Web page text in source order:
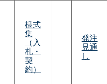
様式
集
（入
札・
契
約）
発注
見通
し